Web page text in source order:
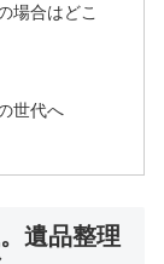
場合はどこ
世代へ
遺品整理